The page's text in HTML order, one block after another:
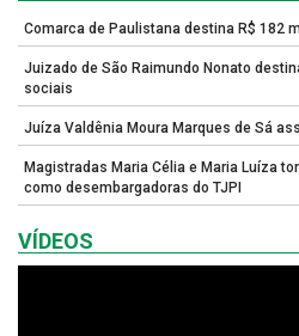
Comarca de Paulistana destina R$ 182
Juizado de São Raimundo Nonato
sociais
Juíza Valdênia Moura Marques de Sá
Magistradas Maria Célia e Maria Luíza
como desembargadoras do TJPI
VÍDEOS